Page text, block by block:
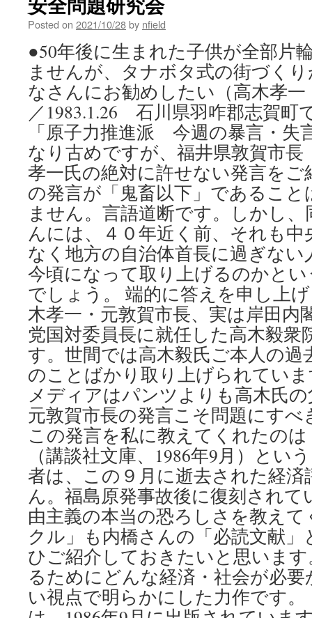
Posted on 2021/10/28by nfield
●50年後に生まれた子供が全部片
ませんが、タナボタ式の街づく
なさんにお勧めしたい（高木孝一
／1983.1.26 石川県羽咋郡志賀町
「原子力推進派 今週の暴言・失
なり古めですが、福井県敦賀市長
孝一氏の絶対に許せない発言を
の発言が「鬼畜以下」であるこ
ません。言語道断です。しかし
んには、４０年近く前、それも
なく地方の自治体首長に過ぎな
今頃になって取り上げるのかと
でしょう。 端的に答えを申し上
木孝一・元敦賀市長、実は岸田内
党国対委員長に就任した高木毅衆
す。世間では高木毅氏ご本人の過
のことばかり取り上げられてい
メディアはパンツよりも高木氏
元敦賀市長の発言こそ問題にす
この発言を私に教えてくれたの
（講談社文庫、1986年9月）とい
者は、この９月に逝去された経済
ん。福島原発事故後に復刻され
由主義の本当の恐ろしさを教え
クル」も内橋さんの「必読文献
ひご紹介しておきたいと思いま
るためにどんな経済・社会が必
い視点で明らかにした力作です